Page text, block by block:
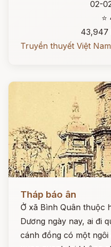
02-
⭐
43,947
Truyền thuyết Việt Nam
Tháp báo ân
Ở xã Bình Quân thuộc
Dương ngày nay, ai đi
cánh đồng có một